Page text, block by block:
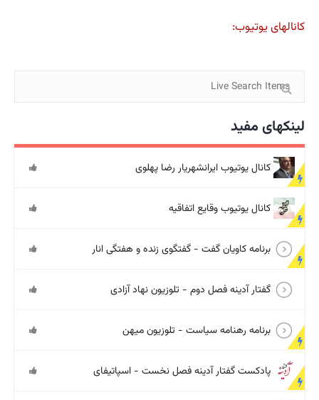
کانالهای یوتیوب:
لینکهای مفید
کانال یوتیوب ایرانشهریار رضا پهلوی
کانال یوتیوب وقایع اتفاقیه
برنامه کاویان گفت - گفتگوی زنده و هفتگی انار
گفتار آدینه فصل دوم - تلوزیون نهاد آزادی
برنامه رهنامه سیاست - تلوزیون میهن
پادکست گفتار آدینه فصل نخست - اسپاتیفای